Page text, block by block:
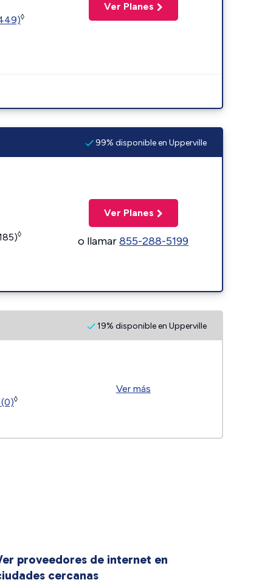
◊
Ver Planes
99% disponible en Upperville
◊
Ver Planes
o llamar855-288-5199
19% disponible en Upperville
◊
Ver más
proveedores de internet en
cercanas